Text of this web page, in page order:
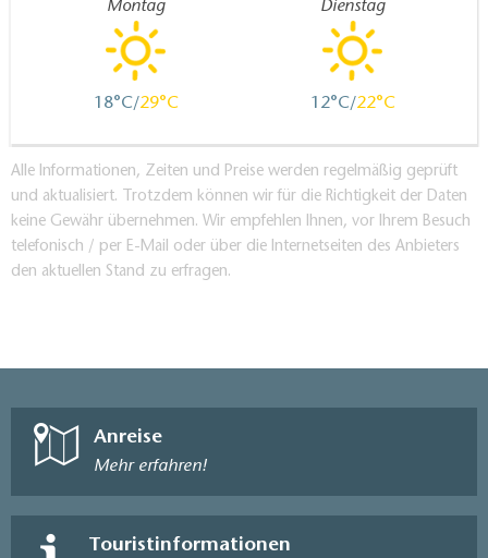
Montag
18 29
Dienstag
12 22
Alle Informationen, Zeiten und Preise werden regelmäßig geprüft
und aktualisiert. Trotzdem können wir für die Richtigkeit der Daten
keine Gewähr übernehmen. Wir empfehlen Ihnen, vor Ihrem Besuch
telefonisch / per E-Mail oder über die Internetseiten des Anbieters
den aktuellen Stand zu erfragen.
Anreise
Mehr erfahren!
Touristinformationen